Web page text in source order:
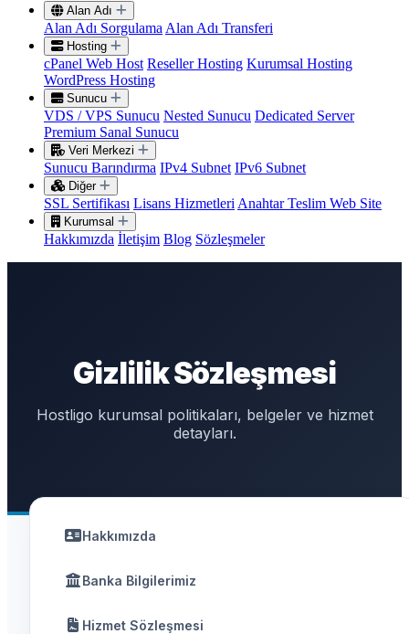
Alan Adı
Alan Adı Sorgulama Alan Adı Transferi
Hosting
cPanel Web Host Reseller Hosting Kurumsal Hosting
WordPress Hosting
Sunucu
VDS / VPS Sunucu Nested Sunucu Dedicated Server
Premium Sanal Sunucu
Veri Merkezi
Sunucu Barındırma IPv4 Subnet IPv6 Subnet
Diğer
SSL Sertifikası Lisans Hizmetleri Anahtar Teslim Web Site
Kurumsal
Hakkımızda İletişim Blog Sözleşmeler
Gizlilik Sözleşmesi
Hostligo kurumsal politikaları, belgeler ve hizmet
detayları.
Hakkımızda
Banka Bilgilerimiz
Hizmet Sözleşmesi